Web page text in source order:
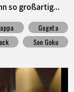
so großartig...
Gogeta
Son Goku